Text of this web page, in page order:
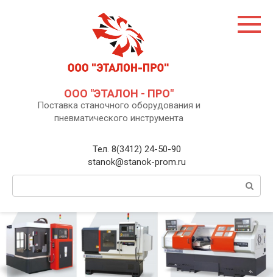
ООО "ЭТАЛОН - ПРО"
Поставка станочного оборудования и
пневматического инструмента
Тел. 8(3412) 24-50-90
stanok@stanok-prom.ru